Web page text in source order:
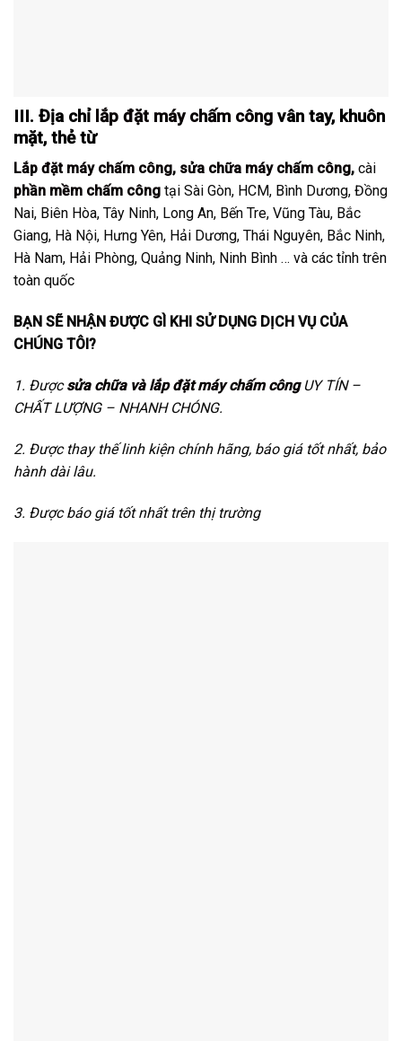
III. Địa chỉ lắp đặt máy chấm công vân tay, khuôn
mặt, thẻ từ
Lắp đặt máy chấm công, sửa chữa máy chấm công, cài
phần mềm chấm công tại Sài Gòn, HCM, Bình Dương, Đồng
Nai, Biên Hòa, Tây Ninh, Long An, Bến Tre, Vũng Tàu, Bắc
Giang, Hà Nội, Hưng Yên, Hải Dương, Thái Nguyên, Bắc Ninh,
Hà Nam, Hải Phòng, Quảng Ninh, Ninh Bình … và các tỉnh trên
toàn quốc
BẠN SẼ NHẬN ĐƯỢC GÌ KHI SỬ DỤNG DỊCH VỤ CỦA
CHÚNG TÔI?
1. Đượcsửa chữa và lắp đặt máy chấm côngUY TÍN –
CHẤT LƯỢNG – NHANH CHÓNG.
2. Được thay thế linh kiện chính hãng, báo giá tốt nhất, bảo
hành dài lâu.
3. Được báo giá tốt nhất trên thị trường